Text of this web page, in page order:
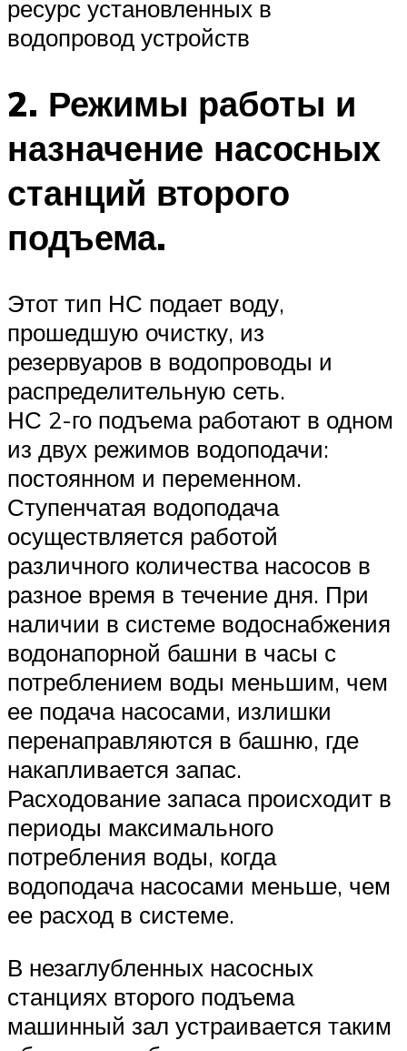
ресурс установленных в
водопровод устройств
2. Режимы работы и
назначение насосных
станций второго
подъема.
Этот тип НС подает воду,
прошедшую очистку, из
резервуаров в водопроводы и
распределительную сеть.
НС 2-го подъема работают в одном
из двух режимов водоподачи:
постоянном и переменном.
Ступенчатая водоподача
осуществляется работой
различного количества насосов в
разное время в течение дня. При
наличии в системе водоснабжения
водонапорной башни в часы с
потреблением воды меньшим, чем
ее подача насосами, излишки
перенаправляются в башню, где
накапливается запас.
Расходование запаса происходит в
периоды максимального
потребления воды, когда
водоподача насосами меньше, чем
ее расход в системе.
В незаглубленных насосных
станциях второго подъема
машинный зал устраивается таким